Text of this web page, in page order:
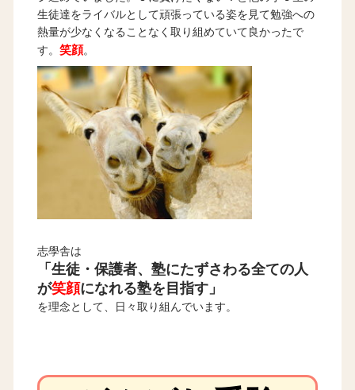
生徒達をライバルとして頑張っている姿を見て勉強への
熱量が少なくなることなく取り組めていて良かったで
す。 笑顔。
志學舎は
「生徒・保護者、塾にたずさわる全ての人
が笑顔になれる塾を目指す」
を理念として、日々取り組んでいます。